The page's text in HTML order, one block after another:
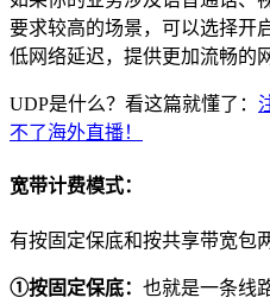
要求较高的场景，可以选择开
低网络延迟，提供更加流畅的
UDP是什么？看这篇就懂了：
不了海外直播！
宽带计费模式：
有按固定保底和按共享带宽包
①按固定保底： 也就是一条线